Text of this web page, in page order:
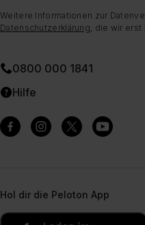
Weitere Informationen zur
Datenschutzerklärung , die wir
0800 000 1841
Hilfe
Hol dir die Peloton App